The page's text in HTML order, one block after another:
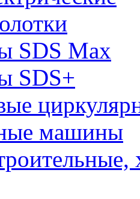
SDS Max
SDS+
машины